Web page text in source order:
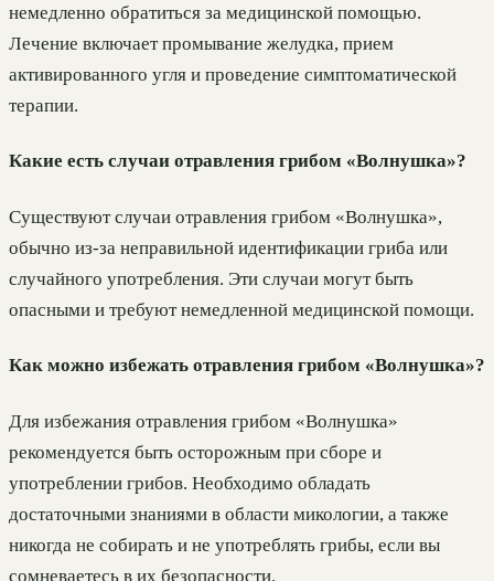
немедленно обратиться за медицинской помощью.
Лечение включает промывание желудка, прием
активированного угля и проведение симптоматической
терапии.
Какие есть случаи отравления грибом «Волнушка»?
Существуют случаи отравления грибом «Волнушка»,
обычно из-за неправильной идентификации гриба или
случайного употребления. Эти случаи могут быть
опасными и требуют немедленной медицинской помощи.
Как можно избежать отравления грибом «Волнушка»?
Для избежания отравления грибом «Волнушка»
рекомендуется быть осторожным при сборе и
употреблении грибов. Необходимо обладать
достаточными знаниями в области микологии, а также
никогда не собирать и не употреблять грибы, если вы
сомневаетесь в их безопасности.